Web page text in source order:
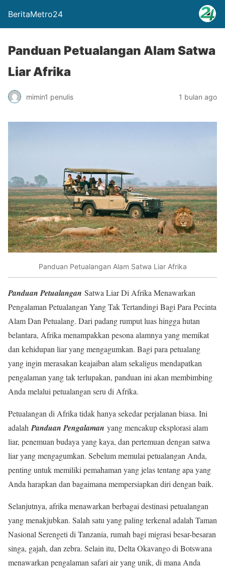
BeritaMetro24
Panduan Petualangan Alam Satwa
Liar Afrika
mimin1 penulis 1 bulan ago
Panduan Petualangan Alam Satwa Liar Afrika
Panduan Petualangan Satwa Liar Di Afrika Menawarkan
Pengalaman Petualangan Yang Tak Tertandingi Bagi Para Pecinta
Alam Dan Petualang. Dari padang rumput luas hingga hutan
belantara, Afrika menampakkan pesona alamnya yang memikat
dan kehidupan liar yang mengagumkan. Bagi para petualang
yang ingin merasakan keajaiban alam sekaligus mendapatkan
pengalaman yang tak terlupakan, panduan ini akan membimbing
Anda melalui petualangan seru di Afrika.
Petualangan di Afrika tidak hanya sekedar perjalanan biasa. Ini
adalah Panduan Pengalaman yang mencakup eksplorasi alam
liar, penemuan budaya yang kaya, dan pertemuan dengan satwa
liar yang mengagumkan. Sebelum memulai petualangan Anda,
penting untuk memiliki pemahaman yang jelas tentang apa yang
Anda harapkan dan bagaimana mempersiapkan diri dengan baik.
Selanjutnya, afrika menawarkan berbagai destinasi petualangan
yang menakjubkan. Salah satu yang paling terkenal adalah Taman
Nasional Serengeti di Tanzania, rumah bagi migrasi besar-besaran
singa, gajah, dan zebra. Selain itu, Delta Okavango di Botswana
menawarkan pengalaman safari air yang unik, di mana Anda